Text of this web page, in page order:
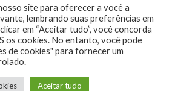
site para oferecer a você a
lembrando suas preferências em
em “Aceitar tudo”, você concorda
os cookies. No entanto, você pode
de cookies" para fornecer um
Aceitar tudo